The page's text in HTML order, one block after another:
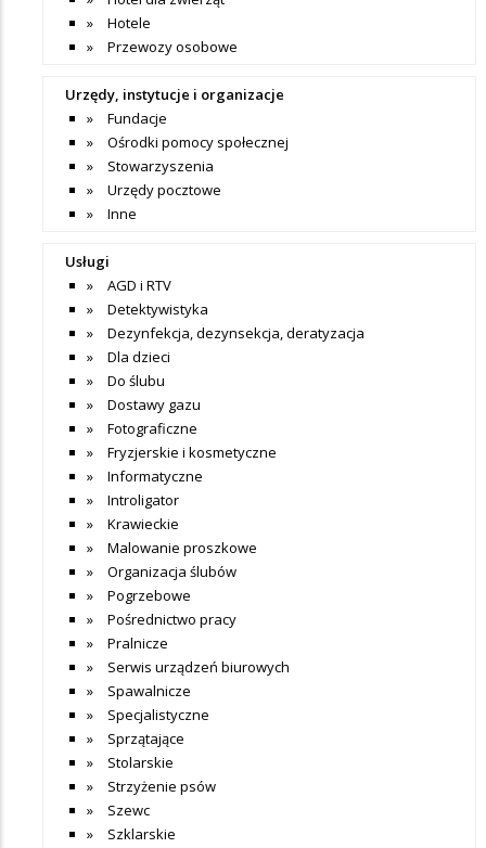
Hotele
Przewozy osobowe
Urzędy, instytucje i organizacje
Fundacje
Ośrodki pomocy społecznej
Stowarzyszenia
Urzędy pocztowe
Inne
Usługi
AGD i RTV
Detektywistyka
Dezynfekcja, dezynsekcja, deratyzacja
Dla dzieci
Do ślubu
Dostawy gazu
Fotograficzne
Fryzjerskie i kosmetyczne
Informatyczne
Introligator
Krawieckie
Malowanie proszkowe
Organizacja ślubów
Pogrzebowe
Pośrednictwo pracy
Pralnicze
Serwis urządzeń biurowych
Spawalnicze
Specjalistyczne
Sprzątające
Stolarskie
Strzyżenie psów
Szewc
Szklarskie